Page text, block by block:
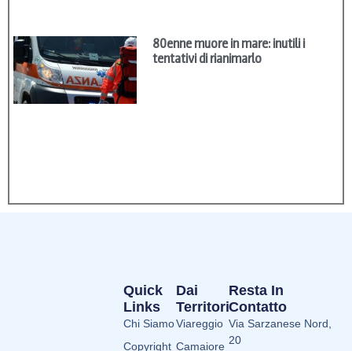
80enne muore in mare: inutili i
tentativi di rianimarlo
Dai
Territori
Viareggio
Camaiore
Quick
Links
Chi Siamo
Copyright
Resta In
Contatto
Via Sarzanese Nord,
20